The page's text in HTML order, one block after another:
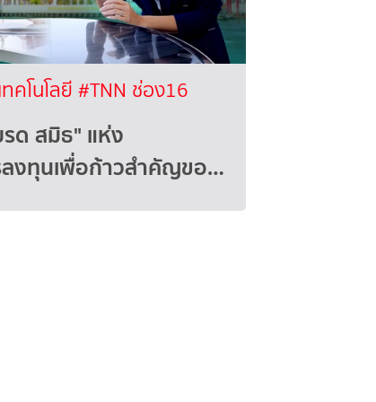
คโนโลยี #TNN ช่อง16
ด สมิธ" แห่ง
งทุนเพื่อก้าวสำคัญขอ…